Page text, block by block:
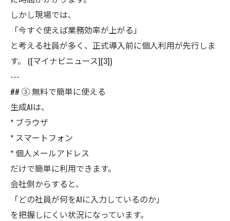
しかし現場では、
「今すぐ使えば業務効率が上がる」
と考える社員が多く、正式導入前に個人利用が先行しま
す。 ([マイナビニュース][3])
---
## ③ 無料で簡単に使える
生成AIは、
* ブラウザ
* スマートフォン
* 個人メールアドレス
だけで簡単に利用できます。
会社側からすると、
「どの社員が何をAIに入力しているのか」
を把握しにくい状況になっています。